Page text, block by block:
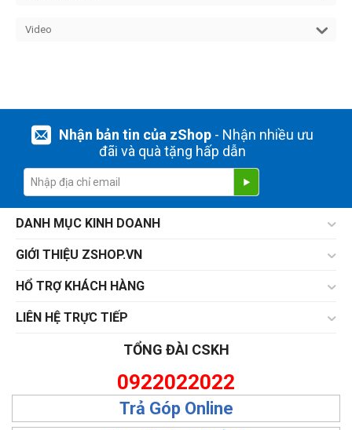
Video
Nhận bản tin của zShop- Nhận nhiều ưu
đãi và quà tặng hấp dẫn
DANH MỤC KINH DOANH
GIỚI THIỆU ZSHOP.VN
HỔ TRỢ KHÁCH HÀNG
LIÊN HỆ TRỰC TIẾP
TỔNG ĐÀI CSKH
0922022022
Trả Góp Online